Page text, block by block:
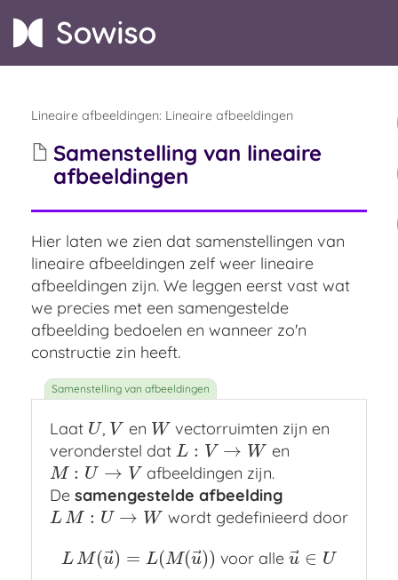
Lineaire afbeeldingen: Lineaire afbeeldingen
Samenstelling van lineaire
afbeeldingen
Hier laten we zien dat samenstellingen van
lineaire afbeeldingen zelf weer lineaire
afbeeldingen zijn. We leggen eerst vast wat
we precies met een samengestelde
afbeelding bedoelen en wanneer zo'n
constructie zin heeft.
Laat U
U, V
V en W
W vectorruimten zijn en
veronderstel dat L : V → W
L:V →W en
M : U → V
M:U →V
afbeeldingen zijn.
De samengestelde afbeelding
LM : U → W
LM:U →W wordt gedefinieerd door
LM (u⃗) = L(M(u⃗
)) voor alleu ∈ U
LM(u→ =L (M(u→))voor alleu→ ∈ U